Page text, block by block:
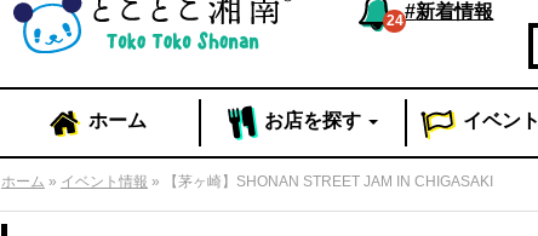
#新着情報
24
ホーム お店を探す イベント
ホーム » イベント情報 » 【茅ヶ崎】SHONAN STREET JAM IN CHIGASAKI